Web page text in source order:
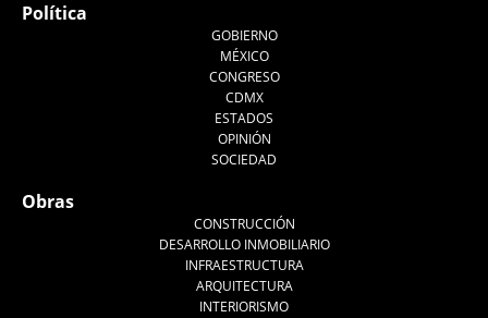
Política
GOBIERNO
MÉXICO
CONGRESO
CDMX
ESTADOS
OPINIÓN
SOCIEDAD
Obras
CONSTRUCCIÓN
DESARROLLO INMOBILIARIO
INFRAESTRUCTURA
ARQUITECTURA
INTERIORISMO